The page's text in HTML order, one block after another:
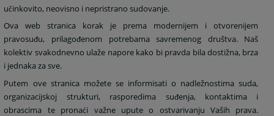
učinkovito, neovisno i nepristrano sudovanje.
Ova web stranica korak je prema modernijem i otvorenijem
pravosuđu, prilagođenom potrebama savremenog društva. Naš
kolektiv svakodnevno ulaže napore kako bi pravda bila dostižna, brza
i jednaka za sve.
Putem ove stranica možete se informisati o nadležnostima suda,
organizacijskoj strukturi, rasporedima suđenja, kontaktima i
obrascima te pronaći važne upute o ostvarivanju Vaših prava.